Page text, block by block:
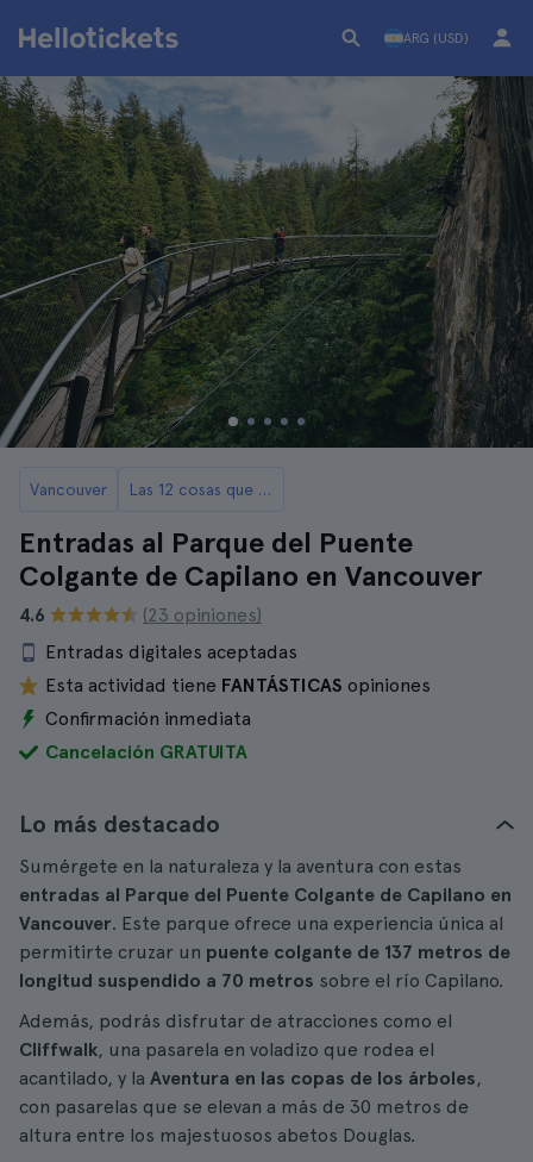
ARG (USD)
Vancouver Las 12 cosas que ver y hacer en Vancouver
Entradas al Parque del Puente
Colgante de Capilano en Vancouver
4.6
(23 opiniones)
Entradas digitales aceptadas
Esta actividad tiene FANTÁSTICAS opiniones
Confirmación inmediata
Cancelación GRATUITA
Lo más destacado
Sumérgete en la naturaleza y la aventura con estas
entradas al Parque del Puente Colgante de Capilano en
Vancouver. Este parque ofrece una experiencia única al
permitirte cruzar un puente colgante de 137 metros de
longitud suspendido a 70 metros sobre el río Capilano.
Además, podrás disfrutar de atracciones como el
Cliffwalk, una pasarela en voladizo que rodea el
acantilado, y la Aventura en las copas de los árboles,
con pasarelas que se elevan a más de 30 metros de
altura entre los majestuosos abetos Douglas.